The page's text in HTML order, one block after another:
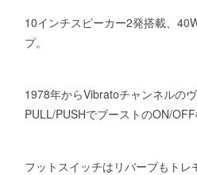
10インチスピーカー2発搭載、
プ。
1978年からVibratoチャンネルの
PULL/PUSHでブーストのON/OFF
フットスイッチはリバーブもト